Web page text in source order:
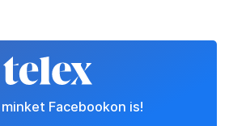
Facebookon is!